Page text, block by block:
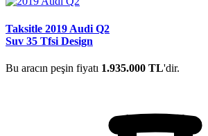
Taksitle 2019 Audi Q2
Suv 35 Tfsi Design
Bu aracın peşin fiyatı 1.935.000 TL'dir.